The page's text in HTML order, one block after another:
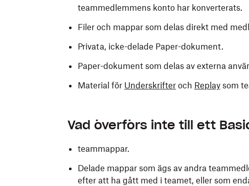
teammedlemmens konto har konverterats.
Filer och mappar som delas direkt med
Privata, icke-delade Paper-dokument.
Paper-dokument som delas av externa
Material för Underskrifter och Replay som
Vad överförs inte till ett
teammappar.
Delade mappar som ägs av andra
efter att ha gått med i teamet, eller som